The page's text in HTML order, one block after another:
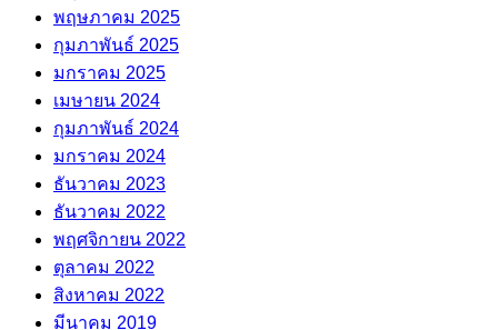
พฤษภาคม 2025
กุมภาพันธ์ 2025
มกราคม 2025
เมษายน 2024
กุมภาพันธ์ 2024
มกราคม 2024
ธันวาคม 2023
ธันวาคม 2022
พฤศจิกายน 2022
ตุลาคม 2022
สิงหาคม 2022
มีนาคม 2019